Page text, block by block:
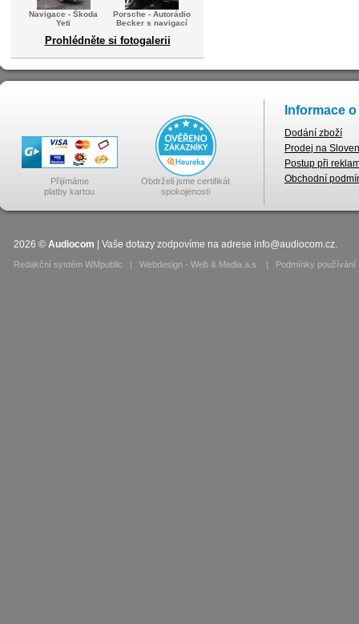
Navigace - Škoda
Yeti
Porsche - Autorádio
Becker s navigací
Prohlédněte si fotogalerii
Přijímáme
platby kartou
Obdrželi jsme certifikát
spokojenosti
Informace
Dodání zboží
Prodej na
Postup při
Obchodní
2026 © Audiocom | Vaše dotazy zodpovíme na adrese info@audiocom.cz.
Redakční systém WMpublic | Webdesign - Web & Media a.s. | Podmínky používání